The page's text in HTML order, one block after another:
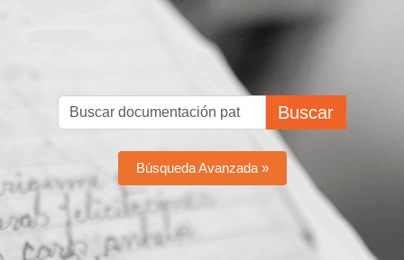
Buscar
Búsqueda Avanzada »